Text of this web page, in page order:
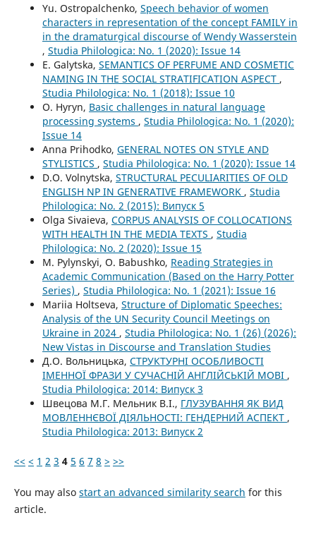
Yu. Ostropalchenko, Speech behavior of women
characters in representation of the concept FAMILY in
in the dramaturgical discourse of Wendy Wasserstein
, Studia Philologica: No. 1 (2020): Issue 14
E. Galytska, SEMANTICS OF PERFUME AND COSMETIC
NAMING IN THE SOCIAL STRATIFICATION ASPECT ,
Studia Philologica: No. 1 (2018): Issue 10
O. Hyryn, Basic challenges in natural language
processing systems , Studia Philologica: No. 1 (2020):
Issue 14
Anna Prihodko, GENERAL NOTES ON STYLE AND
STYLISTICS , Studia Philologica: No. 1 (2020): Issue 14
D.O. Volnytska, STRUCTURAL PECULIARITIES OF OLD
ENGLISH NP IN GENERATIVE FRAMEWORK , Studia
Philologica: No. 2 (2015): Випуск 5
Olga Sivaieva, CORPUS ANALYSIS OF COLLOCATIONS
WITH HEALTH IN THE MEDIA TEXTS , Studia
Philologica: No. 2 (2020): Issue 15
M. Pylynskyi, O. Babushko, Reading Strategies in
Academic Communication (Based on the Harry Potter
Series) , Studia Philologica: No. 1 (2021): Issue 16
Mariia Holtseva, Structure of Diplomatic Speeches:
Analysis of the UN Security Council Meetings on
Ukraine in 2024 , Studia Philologica: No. 1 (26) (2026):
New Vistas in Discourse and Translation Studies
Д.О. Вольницька, СТРУКТУРНІ ОСОБЛИВОСТІ
ІМЕННОЇ ФРАЗИ У СУЧАСНІЙ АНГЛІЙСЬКІЙ МОВІ ,
Studia Philologica: 2014: Випуск 3
Швецова М.Г. Мельник В.І., ГЛУЗУВАННЯ ЯК ВИД
МОВЛЕННЄВОЇ ДІЯЛЬНОСТІ: ГЕНДЕРНИЙ АСПЕКТ ,
Studia Philologica: 2013: Випуск 2
<< < 1 2 3 4 5 6 7 8 > >>
You may also start an advanced similarity search for this
article.